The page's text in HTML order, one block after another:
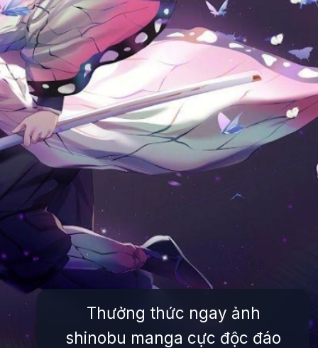
Thưởng thức ngay ảnh
shinobu manga cực độc đáo